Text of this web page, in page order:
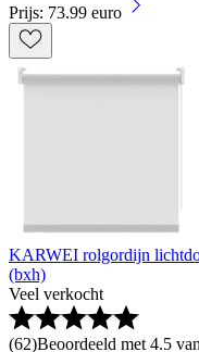
Prijs: 73.99 euro
KARWEI rolgordijn
(bxh)
Veel verkocht
(62)Beoordeeld met 4.5